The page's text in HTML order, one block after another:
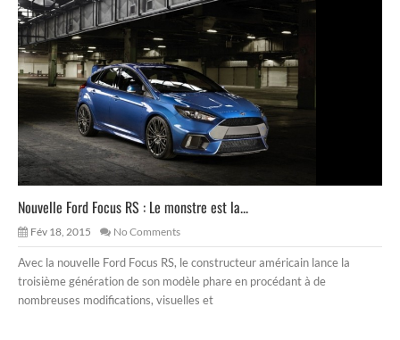
Nouvelle Ford Focus RS : Le monstre est la...
Fév 18, 2015 No Comments
Avec la nouvelle Ford Focus RS, le constructeur américain lance la
troisième génération de son modèle phare en procédant à de
nombreuses modifications, visuelles et